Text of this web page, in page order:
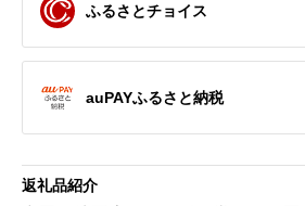
ふるさとチョイス
auPAYふるさと納税
返礼品紹介